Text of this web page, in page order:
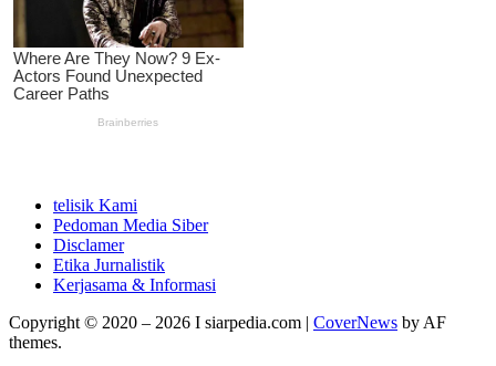
telisik Kami
Pedoman Media Siber
Disclamer
Etika Jurnalistik
Kerjasama & Informasi
Copyright © 2020 – 2026 I siarpedia.com | CoverNews by AF
themes.